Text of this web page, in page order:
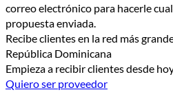
correo electrónico para hacerle
propuesta enviada.
Recibe clientes en la red más
República Dominicana
Empieza a recibir clientes desde
Quiero ser proveedor